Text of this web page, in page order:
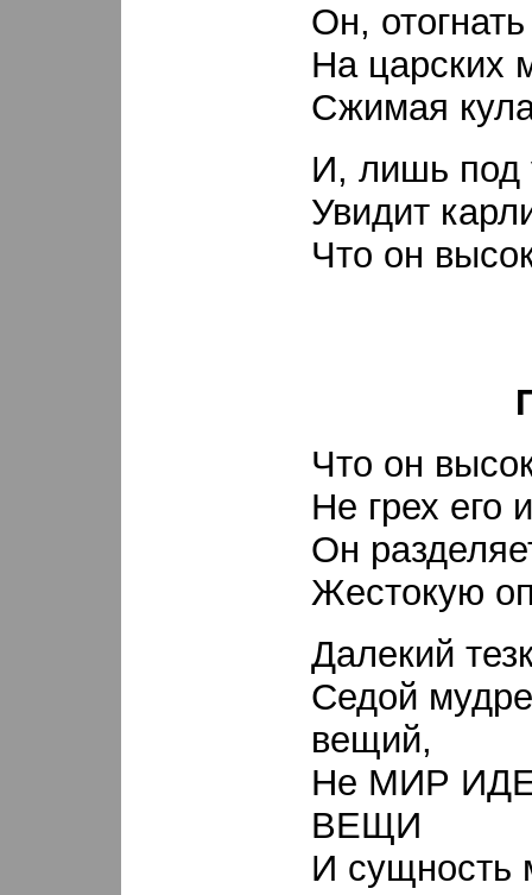
Он,
На царских
Сжимая
И, лишь под
Увидит
Что он
Что он
Не грех его
Он
Жестокую
Далекий
Седой
вещий,
Не МИР
ВЕЩИ
И сущность